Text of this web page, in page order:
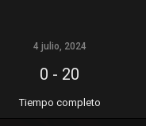
4 julio, 2024
0 - 20
Tiempo completo